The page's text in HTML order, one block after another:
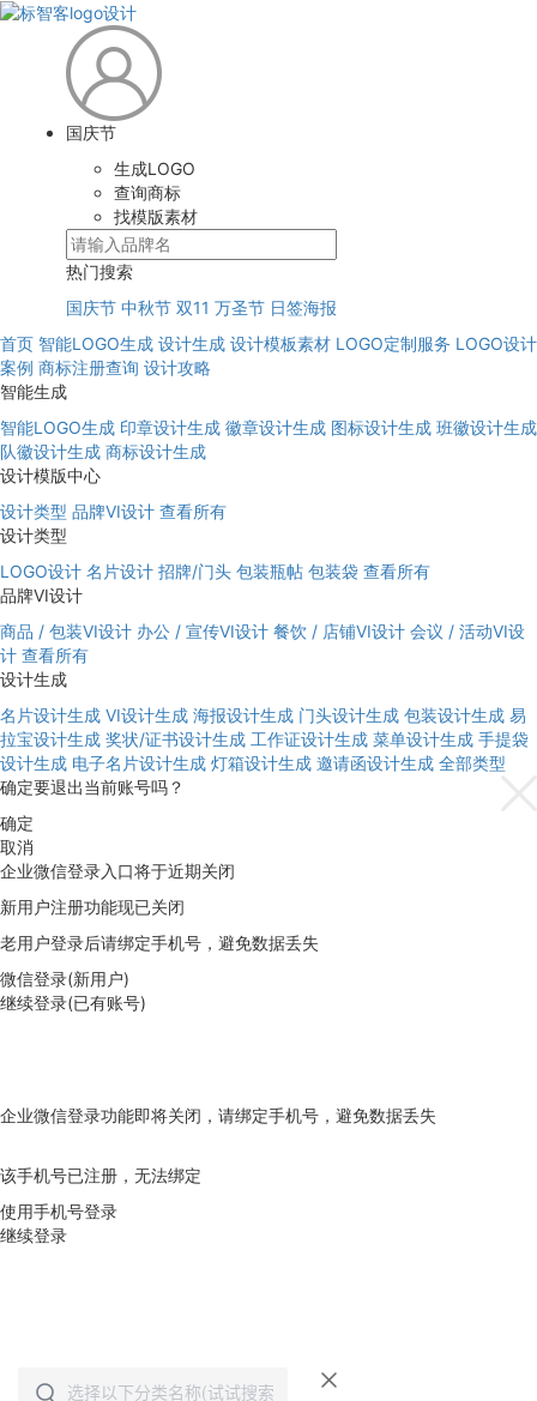
国庆节
生成LOGO
查询商标
找模版素材
热门搜索
国庆节 中秋节 双11 万圣节 日签海报
首页 智能LOGO生成 设计生成 设计模板素材 LOGO定制服务 LOGO设计
案例 商标注册查询 设计攻略
智能生成
智能LOGO生成 印章设计生成 徽章设计生成 图标设计生成 班徽设计生成
队徽设计生成 商标设计生成
设计模版中心
设计类型 品牌VI设计 查看所有
设计类型
LOGO设计 名片设计 招牌/门头 包装瓶帖 包装袋 查看所有
品牌VI设计
商品 / 包装VI设计 办公 / 宣传VI设计 餐饮 / 店铺VI设计 会议 / 活动VI设
计 查看所有
设计生成
名片设计生成 VI设计生成 海报设计生成 门头设计生成 包装设计生成 易
拉宝设计生成 奖状/证书设计生成 工作证设计生成 菜单设计生成 手提袋
设计生成 电子名片设计生成 灯箱设计生成 邀请函设计生成 全部类型
确定要退出当前账号吗？
确定
取消
企业微信登录入口将于近期关闭
新用户注册功能现已关闭
老用户登录后请绑定手机号，避免数据丢失
微信登录(新用户)
继续登录(已有账号)
企业微信登录功能即将关闭，请绑定手机号，避免数据丢失
该手机号已注册，无法绑定
使用手机号登录
继续登录